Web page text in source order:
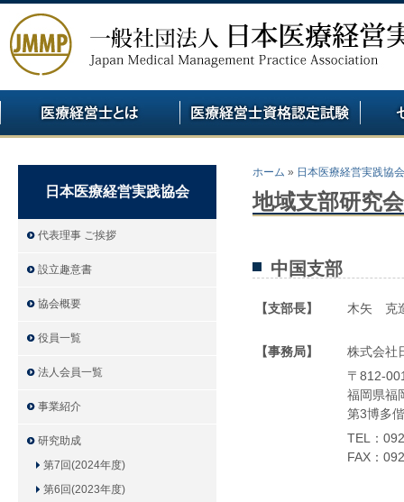
ホーム » 日本医療経営実践協会
地域支部研究
中国支部
【支部長】
木矢 克
【事務局】
株式会社
〒812-
福岡県
第3博多
TEL：
FAX：
日本医療経営実践協会
代表理事 ご挨拶
設立趣意書
協会概要
役員一覧
法人会員一覧
事業紹介
研究助成
第7回(2024年度)
第6回(2023年度)